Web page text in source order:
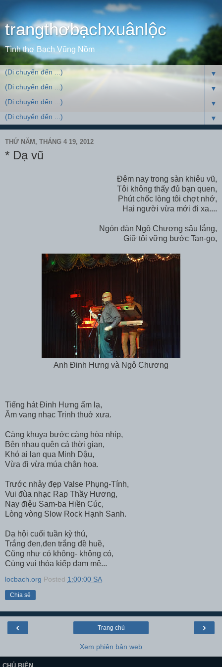
trangthơbạchxuânlộc
Tình thơ Bạch Vũng Nồm
▼
▼
▼
▼
THỨ NĂM, THÁNG 4 19, 2012
* Dạ vũ
Đêm nay trong sàn khiêu vũ,
Tôi không thấy đủ bạn quen,
Phút chốc lòng tôi chợt nhớ,
Hai người vừa mới đi xa....
Ngón đàn Ngô Chương sâu lắng,
Giữ tôi vững bước Tan-go,
Anh Đinh Hưng và Ngô Chương
Tiếng hát Đinh Hưng ấm lạ,
Âm vang nhạc Trịnh thuở xưa.
Càng khuya bước càng hòa nhịp,
Bên nhau quên cả thời gian,
Khó ai lạn qua Minh Dậu,
Vừa đi vừa múa chân hoa.
Trước nhảy đẹp Valse Phụng-Tính,
Vui đùa nhạc Rap Thầy Hương,
Nay điệu Sam-ba Hiền Cúc,
Lòng vòng Slow Rock Hạnh Sanh.
Dạ hội cuối tuần kỳ thú,
Trắng đen,đen trắng đề huề,
Cũng như có không- không có,
Cùng vui thỏa kiếp đam mê...
locbach.org Posted 1:00:00 SA
Chia sẻ
‹ ›
Trang chủ
Xem phiên bản web